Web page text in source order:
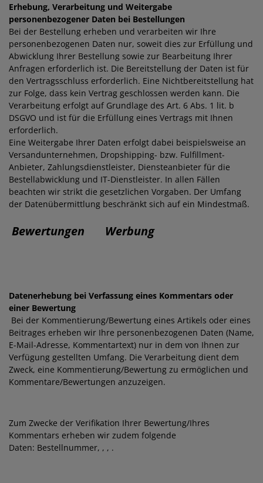
Erhebung, Verarbeitung und Weitergabe
personenbezogener Daten bei Bestellungen
Bei der Bestellung erheben und verarbeiten wir Ihre
personenbezogenen Daten nur, soweit dies zur Erfüllung und
Abwicklung Ihrer Bestellung sowie zur Bearbeitung Ihrer
Anfragen erforderlich ist. Die Bereitstellung der Daten ist für
den Vertragsschluss erforderlich. Eine Nichtbereitstellung hat
zur Folge, dass kein Vertrag geschlossen werden kann. Die
Verarbeitung erfolgt auf Grundlage des Art. 6 Abs. 1 lit. b
DSGVO und ist für die Erfüllung eines Vertrags mit Ihnen
erforderlich.
Eine Weitergabe Ihrer Daten erfolgt dabei beispielsweise an
Versandunternehmen, Dropshipping- bzw. Fulfillment-
Anbieter, Zahlungsdienstleister, Diensteanbieter für die
Bestellabwicklung und IT-Dienstleister. In allen Fällen
beachten wir strikt die gesetzlichen Vorgaben. Der Umfang
der Datenübermittlung beschränkt sich auf ein Mindestmaß.
Bewertungen Werbung
Datenerhebung bei Verfassung eines Kommentars oder
einer Bewertung
Bei der Kommentierung/Bewertung eines Artikels oder eines
Beitrages erheben wir Ihre personenbezogenen Daten (Name,
E-Mail-Adresse, Kommentartext) nur in dem von Ihnen zur
Verfügung gestellten Umfang. Die Verarbeitung dient dem
Zweck, eine Kommentierung/Bewertung zu ermöglichen und
Kommentare/Bewertungen anzuzeigen.
Zum Zwecke der Verifikation Ihrer Bewertung/Ihres
Kommentars erheben wir zudem folgende
Daten: Bestellnummer, , , .